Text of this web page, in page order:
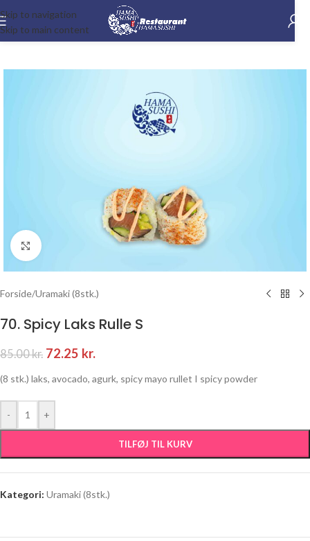
Skip to navigation
Skip to main content
Klik for at forstørre
Forside/Uramaki (8stk.)
70. Spicy Laks Rulle S
85.00kr. 72.25 kr.
(8 stk.) laks, avocado, agurk, spicy mayo rullet I spicy powder
- +
TILFØJ TIL KURV
Kategori: Uramaki (8stk.)